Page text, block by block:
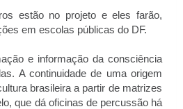
estão no projeto e eles farão,
em escolas públicas do DF.
e informação da consciência
A continuidade de uma origem
brasileira a partir de matrizes
que dá oficinas de percussão há